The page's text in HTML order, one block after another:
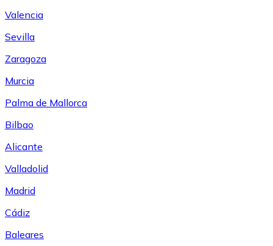
Valencia
Sevilla
Zaragoza
Murcia
Palma de Mallorca
Bilbao
Alicante
Valladolid
Madrid
Cádiz
Baleares